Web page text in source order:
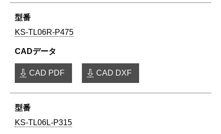
KS-TL06R-P475
CAD PDF CAD DXF
KS-TL06L-P315